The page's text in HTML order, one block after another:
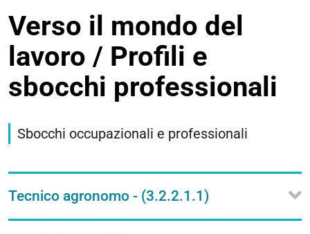
Verso il mondo del
lavoro / Profili e
sbocchi professionali
Sbocchi occupazionali e professionali
Tecnico agronomo - (3.2.2.1.1)